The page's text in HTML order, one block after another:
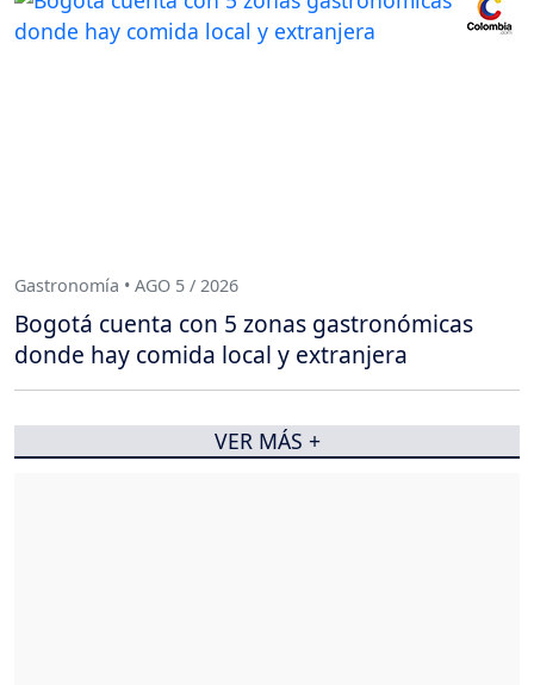
Gastronomía • AGO 5 / 2026
Bogotá cuenta con 5 zonas gastronómicas
donde hay comida local y extranjera
VER MÁS +